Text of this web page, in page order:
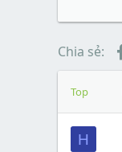
Chia sẻ:
Top
H